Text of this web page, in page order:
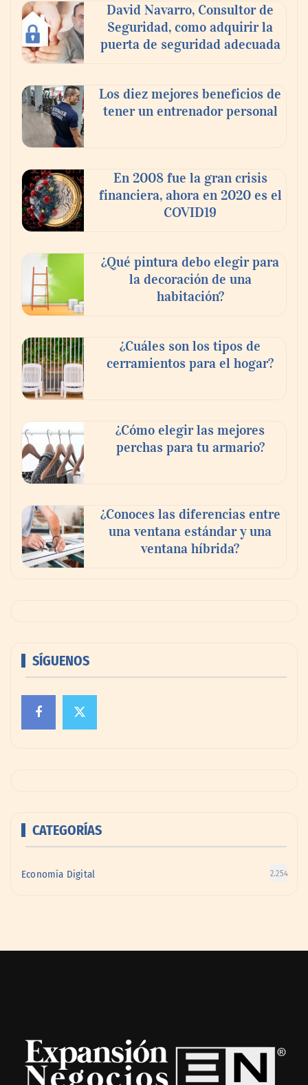
capacidad técnica de los ayuntamientos
David Navarro, Consultor de
Seguridad, como adquirir la
puerta de seguridad adecuada
Los diez mejores beneficios de
tener un entrenador personal
En 2008 fue la gran crisis
financiera, ahora en 2020 es el
COVID19
¿Qué pintura debo elegir para
la decoración de una
habitación?
¿Cuáles son los tipos de
cerramientos para el hogar?
¿Cómo elegir las mejores
perchas para tu armario?
¿Conoces las diferencias entre
una ventana estándar y una
ventana híbrida?
SÍGUENOS
CATEGORÍAS
Economía Digital 2.254